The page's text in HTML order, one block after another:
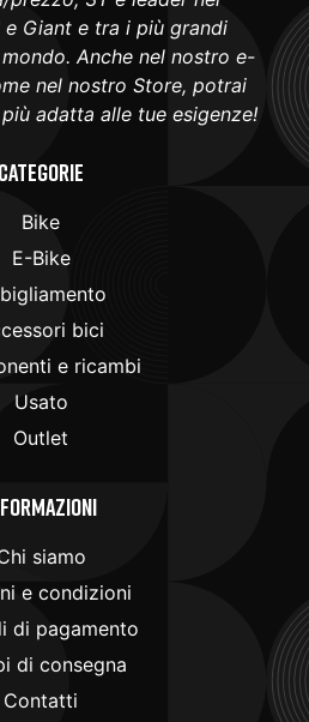
Giant e tra i più grandi
Anche nel nostro e-
nel nostro Store, potrai
adatta alle tue esigenze!
Categorie
Bike
E-Bike
bici
e ricambi
Usato
Outlet
siamo
e condizioni
di pagamento
di consegna
Contatti